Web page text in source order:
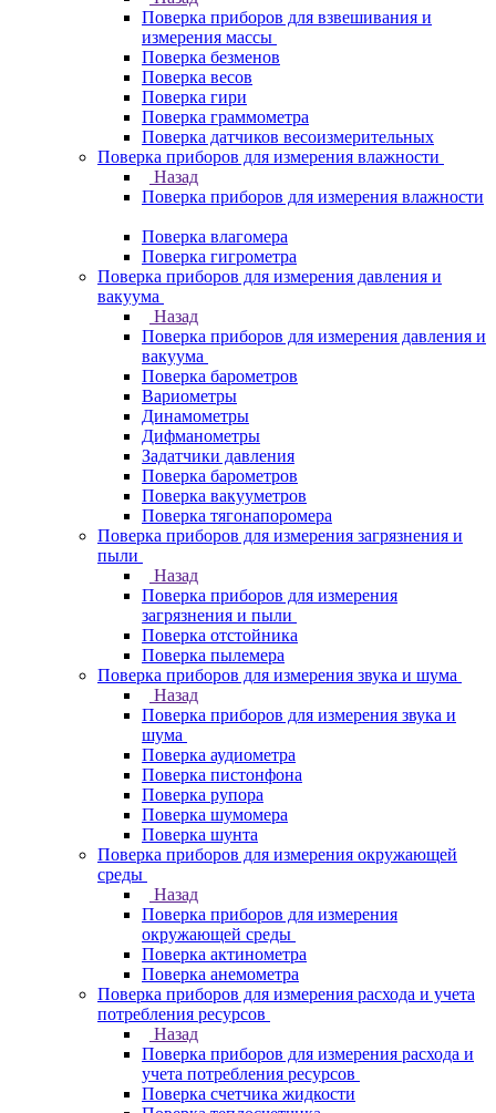
Поверка приборов для взвешивания и
измерения массы
Поверка безменов
Поверка весов
Поверка гири
Поверка граммометра
Поверка датчиков весоизмерительных
Поверка приборов для измерения влажности
Назад
Поверка приборов для измерения влажности
Поверка влагомера
Поверка гигрометра
Поверка приборов для измерения давления и
вакуума
Назад
Поверка приборов для измерения давления и
вакуума
Поверка барометров
Вариометры
Динамометры
Дифманометры
Задатчики давления
Поверка барометров
Поверка вакууметров
Поверка тягонапоромера
Поверка приборов для измерения загрязнения и
пыли
Назад
Поверка приборов для измерения
загрязнения и пыли
Поверка отстойника
Поверка пылемера
Поверка приборов для измерения звука и шума
Назад
Поверка приборов для измерения звука и
шума
Поверка аудиометра
Поверка пистонфона
Поверка рупора
Поверка шумомера
Поверка шунта
Поверка приборов для измерения окружающей
среды
Назад
Поверка приборов для измерения
окружающей среды
Поверка актинометра
Поверка анемометра
Поверка приборов для измерения расхода и учета
потребления ресурсов
Назад
Поверка приборов для измерения расхода и
учета потребления ресурсов
Поверка счетчика жидкости